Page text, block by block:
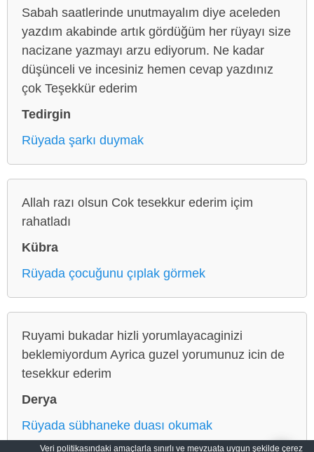
Sabah saatlerinde unutmayalım diye aceleden
yazdım akabinde artık gördüğüm her rüyayı size
nacizane yazmayı arzu ediyorum. Ne kadar
düşünceli ve incesiniz hemen cevap yazdınız
çok Teşekkür ederim
Tedirgin
Rüyada şarkı duymak
Allah razı olsun Cok tesekkur ederim içim
rahatladı
Kübra
Rüyada çocuğunu çıplak görmek
Ruyami bukadar hizli yorumlayacaginizi
beklemiyordum Ayrica guzel yorumunuz icin de
tesekkur ederim
Derya
Rüyada sübhaneke duası okumak
Veri politikasındaki amaçlarla sınırlı ve mevzuata uygun şekilde çerez